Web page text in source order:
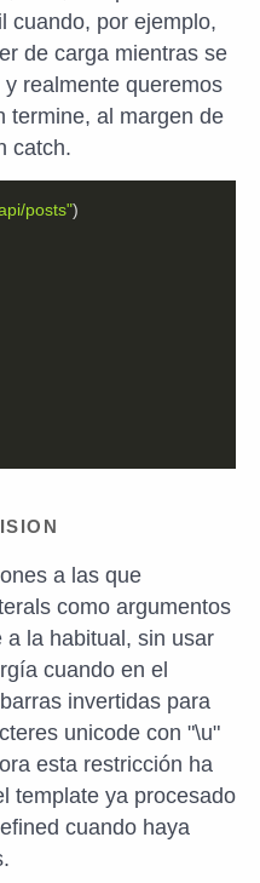
cuando, por ejemplo,
de carga mientras se
realmente queremos
termine, al margen de
catch.
posts"
a las que
como argumentos
la habitual, sin usar
cuando en el
invertidas para
unicode con "\u"
esta restricción ha
template ya procesado
cuando haya